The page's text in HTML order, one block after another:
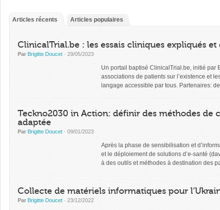
Articles récents Articles populaires
ClinicalTrial.be : les essais cliniques expliqués
Par Brigitte Doucet · 29/05/2023
Un portail baptisé ClinicalTrial.be, initié par
associations de patients sur l’existence et
langage accessible par tous. Partenaires:
Teckno2030 in Action: définir des méthodes de
adaptée
Par Brigitte Doucet · 09/01/2023
Après la phase de sensibilisation et
et le déploiement de solutions d’e-santé
à des outils et méthodes à destination des
Collecte de matériels informatiques pour
Par Brigitte Doucet · 23/12/2022